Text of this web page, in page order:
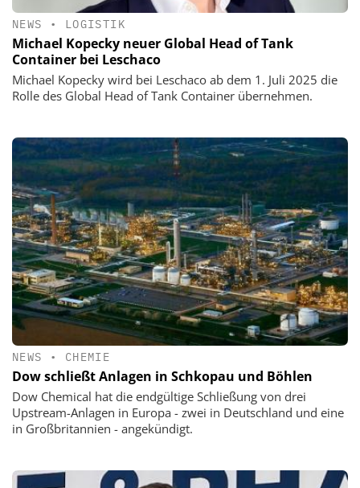
NEWS • LOGISTIK
Michael Kopecky neuer Global Head of Tank
Container bei Leschaco
Michael Kopecky wird bei Leschaco ab dem 1. Juli 2025 die
Rolle des Global Head of Tank Container übernehmen.
NEWS • CHEMIE
Dow schließt Anlagen in Schkopau und Böhlen
Dow Chemical hat die endgültige Schließung von drei
Upstream-Anlagen in Europa - zwei in Deutschland und eine
in Großbritannien - angekündigt.